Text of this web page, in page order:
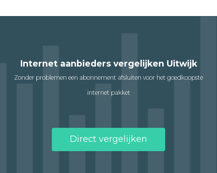
Internet aanbieders vergelijken Uitwijk
Zonder problemen een abonnement afsluiten voor het goedkoopste
internet pakket
Direct vergelijken